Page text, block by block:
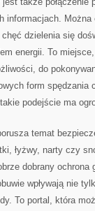
informacjach.
dzielenia się
energii. To
do
form spędzania
podejście ma
temat
łyżwy, narty czy
dobrany ochrona
wpływają nie
To portal, która